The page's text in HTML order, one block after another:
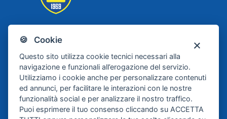
🍪 Cookie
Questo sito utilizza cookie tecnici necessari alla
navigazione e funzionali all’erogazione del servizio.
Utilizziamo i cookie anche per personalizzare contenuti
ed annunci, per facilitare le interazioni con le nostre
funzionalità social e per analizzare il nostro traffico.
Puoi esprimere il tuo consenso cliccando su ACCETTA
Scafati Basket